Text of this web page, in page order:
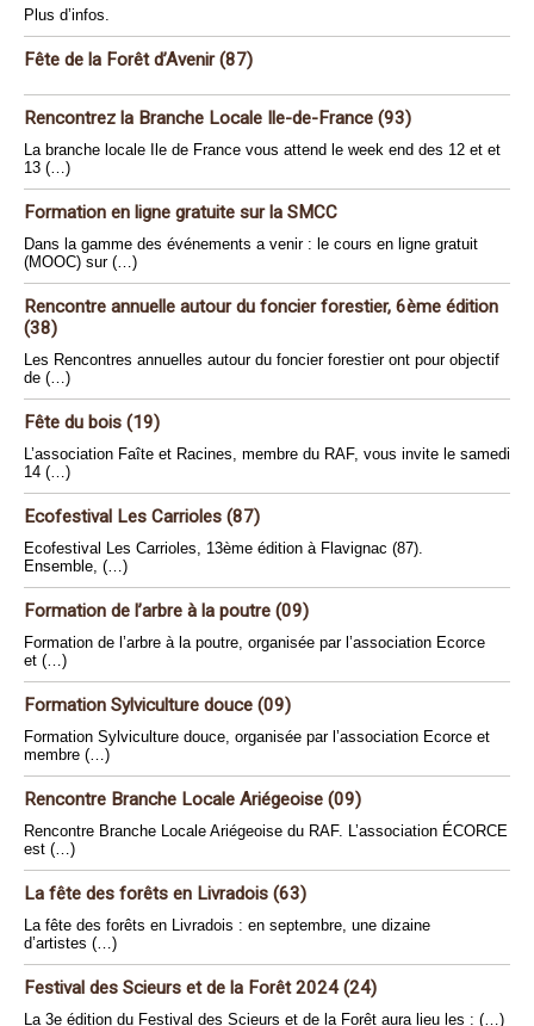
Plus d’infos.
Fête de la Forêt d’Avenir (87)
Rencontrez la Branche Locale Ile-de-France (93)
La branche locale Ile de France vous attend le week end des 12 et et
13 (…)
Formation en ligne gratuite sur la SMCC
Dans la gamme des événements a venir : le cours en ligne gratuit
(MOOC) sur (…)
Rencontre annuelle autour du foncier forestier, 6ème édition
(38)
Les Rencontres annuelles autour du foncier forestier ont pour objectif
de (…)
Fête du bois (19)
L’association Faîte et Racines, membre du RAF, vous invite le samedi
14 (…)
Ecofestival Les Carrioles (87)
Ecofestival Les Carrioles, 13ème édition à Flavignac (87).
Ensemble, (…)
Formation de l’arbre à la poutre (09)
Formation de l’arbre à la poutre, organisée par l’association Ecorce
et (…)
Formation Sylviculture douce (09)
Formation Sylviculture douce, organisée par l’association Ecorce et
membre (…)
Rencontre Branche Locale Ariégeoise (09)
Rencontre Branche Locale Ariégeoise du RAF. L’association ÉCORCE
est (…)
La fête des forêts en Livradois (63)
La fête des forêts en Livradois : en septembre, une dizaine
d’artistes (…)
Festival des Scieurs et de la Forêt 2024 (24)
La 3e édition du Festival des Scieurs et de la Forêt aura lieu les : (…)